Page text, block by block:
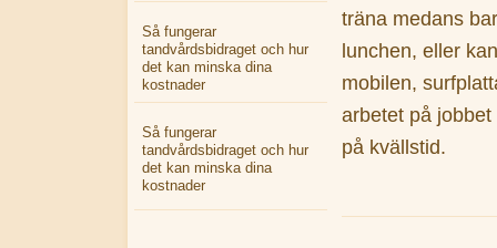
träna medans
lunchen, eller
mobilen,
arbetet på
på kvällstid.
Så fungerar
tandvårdsbidraget och hur
det kan minska dina
kostnader
Så fungerar
tandvårdsbidraget och hur
det kan minska dina
kostnader